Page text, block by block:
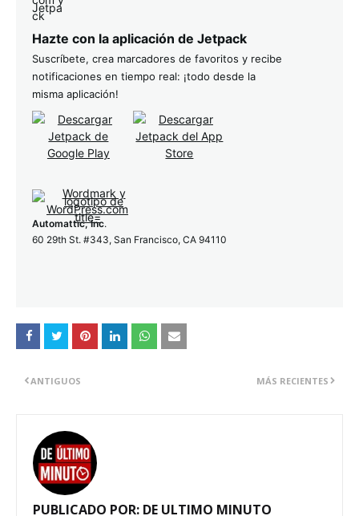
Hazte con la aplicación de Jetpack
Suscríbete, crea marcadores de favoritos y recibe
notificaciones en tiempo real: ¡todo desde la
misma aplicación!
Automattic, Inc.
60 29th St. #343, San Francisco, CA 94110
MÁS RECIENTES
ANTIGUOS
PUBLICADO POR: DE ULTIMO MINUTO